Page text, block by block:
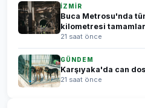
İZMİR
Buca Metrosu'nda
kilometresi
21 saat önce
GÜNDEM
Karşıyaka'da can
21 saat önce